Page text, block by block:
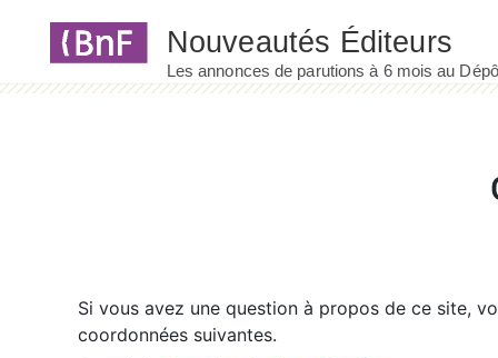
Si vous avez une question à propos de ce site,
coordonnées suivantes.